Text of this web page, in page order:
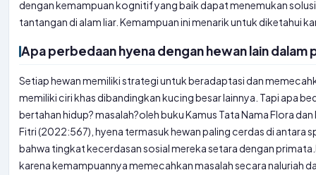
dengan kemampuan kognitif yang baik dapat menemukan
tantangan di alam liar. Kemampuan ini menarik untuk diketahui
Apa perbedaan hyena dengan hewan lain dalam
Setiap hewan memiliki strategi untuk beradaptasi dan
memiliki ciri khas dibandingkan kucing besar lainnya. Tapi apa
bertahan hidup?masalah?oleh buku Kamus Tata Nama Flora
Fitri (2022:567), hyena termasuk hewan paling cerdas di antara
bahwa tingkat kecerdasan sosial mereka setara dengan primata.
karena kemampuannya memecahkan masalah secara naluriah